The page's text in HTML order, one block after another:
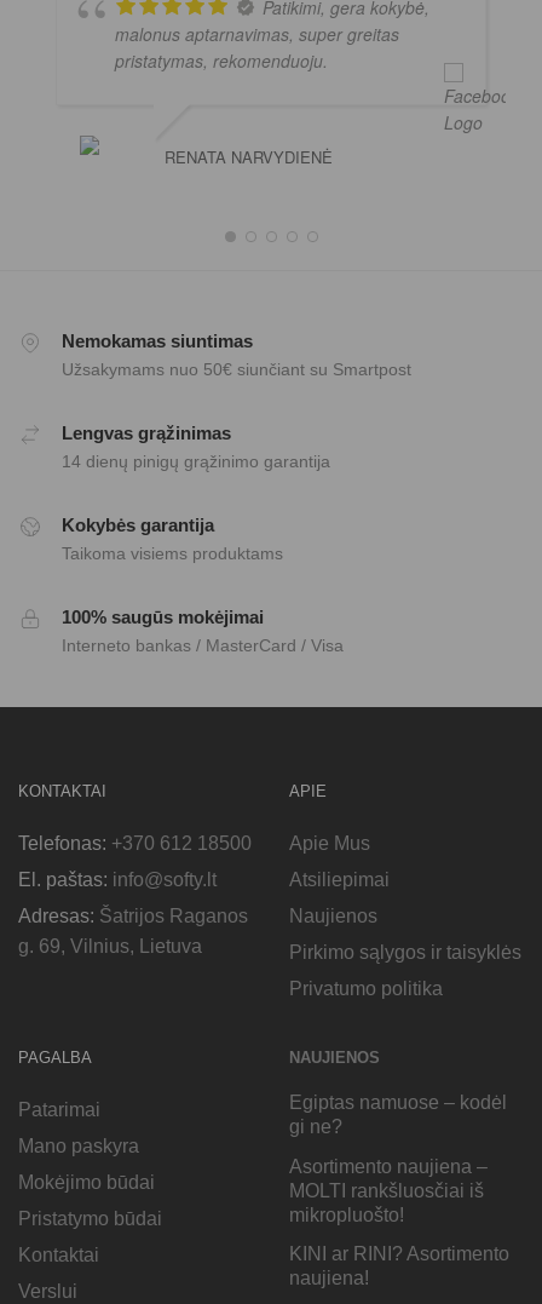
Patikimi, gera kokybė,
malonus aptarnavimas, super greitas
pristatymas, rekomenduoju.
RENATA NARVYDIENĖ
Nemokamas siuntimas
Užsakymams nuo 50€ siunčiant su Smartpost
Lengvas grąžinimas
14 dienų pinigų grąžinimo garantija
Kokybės garantija
Taikoma visiems produktams
100% saugūs mokėjimai
Interneto bankas / MasterCard / Visa
KONTAKTAI
Telefonas: +370 612 18500
El. paštas: info@softy.lt
Adresas: Šatrijos Raganos
g. 69, Vilnius, Lietuva
APIE
Apie Mus
Atsiliepimai
Naujienos
Pirkimo sąlygos ir taisyklės
Privatumo politika
PAGALBA
Patarimai
Mano paskyra
Mokėjimo būdai
Pristatymo būdai
Kontaktai
Verslui
NAUJIENOS
Egiptas namuose – kodėl
gi ne?
Asortimento naujiena –
MOLTI rankšluosčiai iš
mikropluošto!
KINI ar RINI? Asortimento
naujiena!